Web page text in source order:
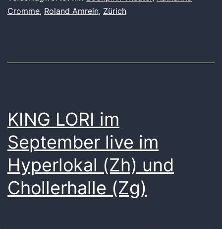
Cromme, Roland Amrein, Zürich
KING LORI im
September live im
Hyperlokal (Zh) und
Chollerhalle (Zg)